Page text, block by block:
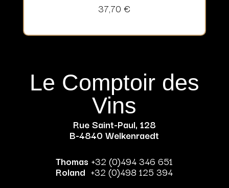
37,70 €
Le Comptoir des
Vins
Rue Saint-Paul, 128
B-4840 Welkenraedt
Thomas +32 (0)494 346 651
Roland +32 (0)498 125 394